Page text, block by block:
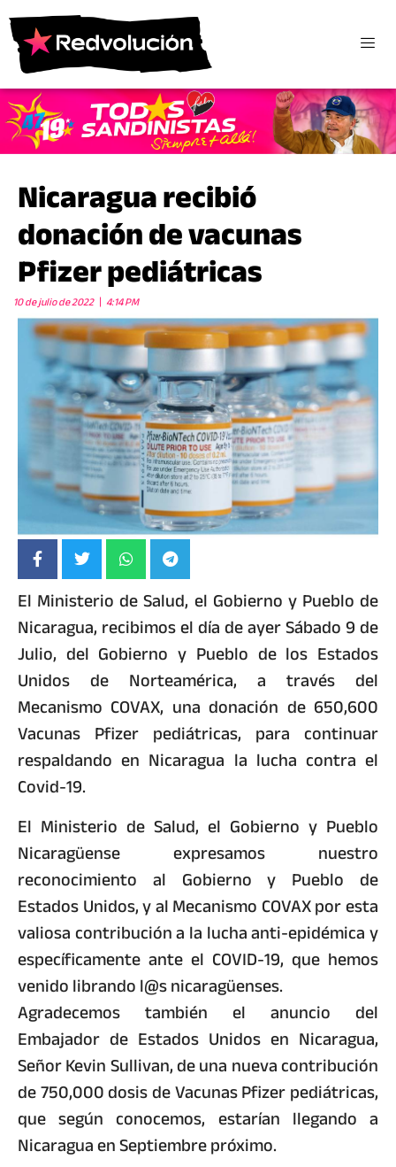
Nicaragua recibió
donación de vacunas
Pfizer pediátricas
10 de julio de 2022 4:14 PM
El Ministerio de Salud, el Gobierno y Pueblo de
Nicaragua, recibimos el día de ayer Sábado 9 de
Julio, del Gobierno y Pueblo de los Estados
Unidos de Norteamérica, a través del
Mecanismo COVAX, una donación de 650,600
Vacunas Pfizer pediátricas, para continuar
respaldando en Nicaragua la lucha contra el
Covid-19.
El Ministerio de Salud, el Gobierno y Pueblo
Nicaragüense expresamos nuestro
reconocimiento al Gobierno y Pueblo de
Estados Unidos, y al Mecanismo COVAX por esta
valiosa contribución a la lucha anti-epidémica y
específicamente ante el COVID-19, que hemos
venido librando l@s nicaragüenses.
Agradecemos también el anuncio del
Embajador de Estados Unidos en Nicaragua,
Señor Kevin Sullivan, de una nueva contribución
de 750,000 dosis de Vacunas Pfizer pediátricas,
que según conocemos, estarían llegando a
Nicaragua en Septiembre próximo.